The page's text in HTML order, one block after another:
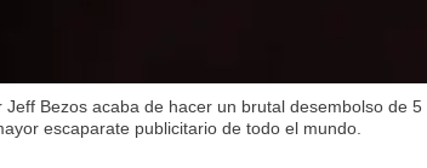
Bezos acaba de hacer un brutal desembolso de
escaparate publicitario de todo el mundo.